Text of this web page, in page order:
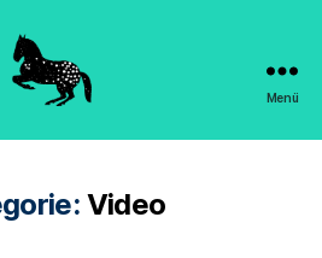
-
Sandra
Menü
Video